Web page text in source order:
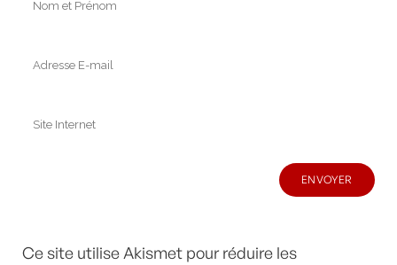
Ce site utilise Akismet pour réduire les